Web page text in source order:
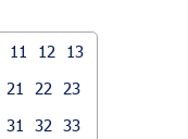
11 12
13
21 22
23
31 32
33